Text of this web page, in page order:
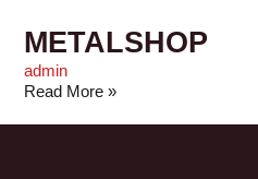
METALSHOP
admin
Read More »